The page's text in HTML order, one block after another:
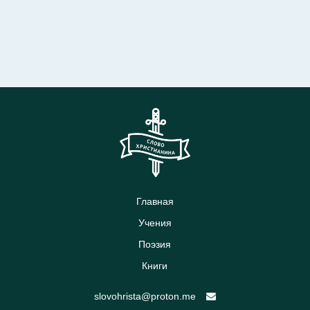
Главная
Учения
Поэзия
Книги
slovohrista@proton.me